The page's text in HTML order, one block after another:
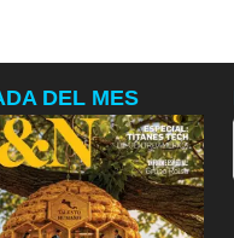
DEL MES